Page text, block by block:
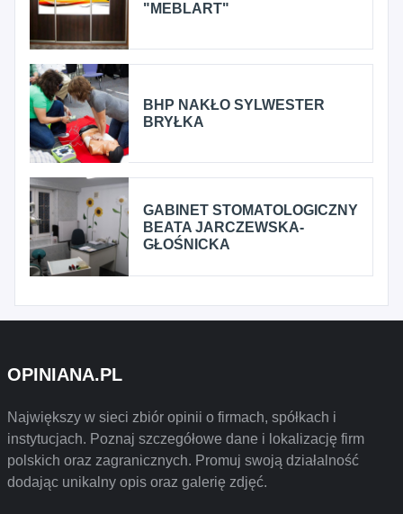
"MEBLART"
BHP NAKŁO SYLWESTER
BRYŁKA
GABINET STOMATOLOGICZNY
BEATA JARCZEWSKA-
GŁOŚNICKA
OPINIANA.PL
Największy w sieci zbiór opinii o firmach, spółkach i
instytucjach. Poznaj szczegółowe dane i lokalizację firm
polskich oraz zagranicznych. Promuj swoją działalność
dodając unikalny opis oraz galerię zdjęć.